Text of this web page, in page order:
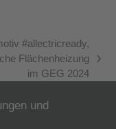
#allectricready,
Flächenheizung
im GEG 2024
und